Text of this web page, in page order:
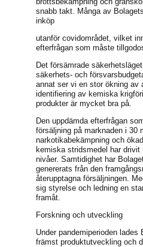
snabb takt. Många av
inköp
utanför covidområdet, vilket
efterfrågan som måste
Det försämrade
säkerhets- och
annat ser vi en stor ökning av
identifiering av kemiska
produkter är mycket bra på.
Den uppdämda efterfrågan
försäljning på marknaden i 30
narkotikabekämpning och
kemiska stridsmedel har
nivåer. Samtidighet har
genererats från den
återupptagna försäljningen.
sig styrelse och ledning en
framåt.
Forskning och utveckling
Under pandemiperioden
främst produktutveckling och